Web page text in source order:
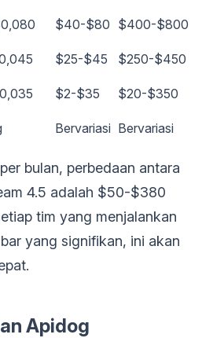
$40-$80 $400-$800
$25-$45
$250-$450
$2-$35 $20-$350
Bervariasi Bervariasi
bulan, perbedaan antara
4.5 adalah $50-$380
tim yang menjalankan
yang signifikan, ini akan
Apidog